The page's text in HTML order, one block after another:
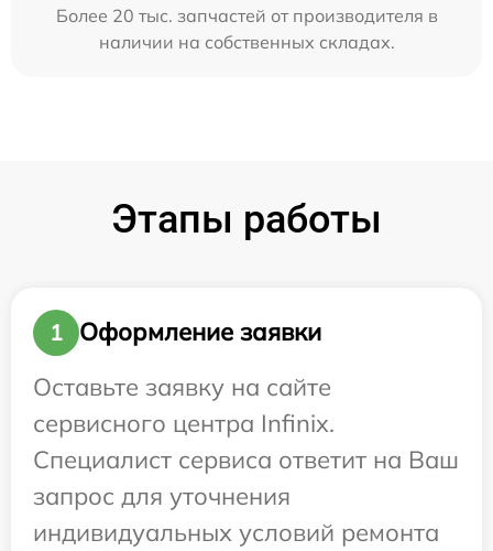
Более 20 тыс. запчастей от производителя в
наличии на собственных складах.
Этапы работы
1
Оформление заявки
Оставьте заявку на сайте
сервисного центра Infinix.
Специалист сервиса ответит на Ваш
запрос для уточнения
индивидуальных условий ремонта